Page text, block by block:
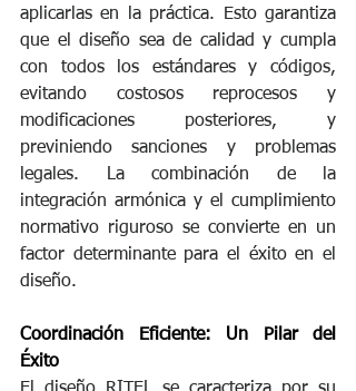
aplicarlas en la práctica. Esto garantiza
que el diseño sea de calidad y cumpla
con todos los estándares y códigos,
evitando costosos reprocesos y
modificaciones posteriores, y
previniendo sanciones y problemas
legales. La combinación de la
integración armónica y el cumplimiento
normativo riguroso se convierte en un
factor determinante para el éxito en el
diseño.
Coordinación Eficiente: Un Pilar del
Éxito